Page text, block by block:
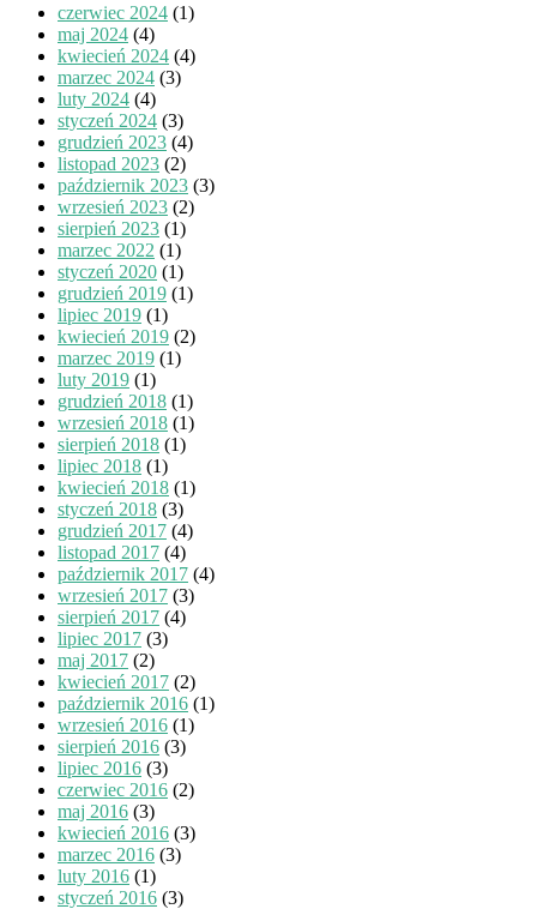
czerwiec 2024 (1)
maj 2024 (4)
kwiecień 2024 (4)
marzec 2024 (3)
luty 2024 (4)
styczeń 2024 (3)
grudzień 2023 (4)
listopad 2023 (2)
październik 2023 (3)
wrzesień 2023 (2)
sierpień 2023 (1)
marzec 2022 (1)
styczeń 2020 (1)
grudzień 2019 (1)
lipiec 2019 (1)
kwiecień 2019 (2)
marzec 2019 (1)
luty 2019 (1)
grudzień 2018 (1)
wrzesień 2018 (1)
sierpień 2018 (1)
lipiec 2018 (1)
kwiecień 2018 (1)
styczeń 2018 (3)
grudzień 2017 (4)
listopad 2017 (4)
październik 2017 (4)
wrzesień 2017 (3)
sierpień 2017 (4)
lipiec 2017 (3)
maj 2017 (2)
kwiecień 2017 (2)
październik 2016 (1)
wrzesień 2016 (1)
sierpień 2016 (3)
lipiec 2016 (3)
czerwiec 2016 (2)
maj 2016 (3)
kwiecień 2016 (3)
marzec 2016 (3)
luty 2016 (1)
styczeń 2016 (3)